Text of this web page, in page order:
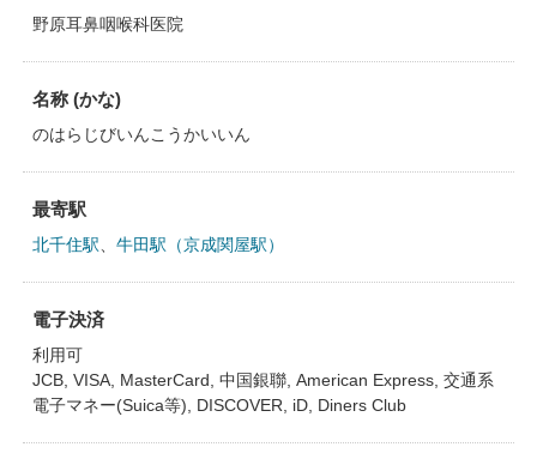
野原耳鼻咽喉科医院
名称 (かな)
のはらじびいんこうかいいん
最寄駅
北千住駅 牛田駅（京成関屋駅）
電子決済
利用可
JCB, VISA, MasterCard, 中国銀聯, American Express, 交通系
電子マネー(Suica等), DISCOVER, iD, Diners Club